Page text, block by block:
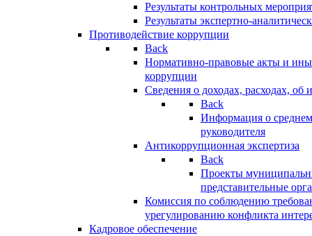
Результаты контрольных
Результаты экспертно-
Противодействие коррупции
Back
Нормативно-правовые акты и
коррупции
Сведения о доходах, расходах, об
Back
Информация о
руководителя
Антикоррупционная экспертиза
Back
Проекты
представительные
Комиссия по соблюдению
урегулированию конфликта
Кадровое обеспечение